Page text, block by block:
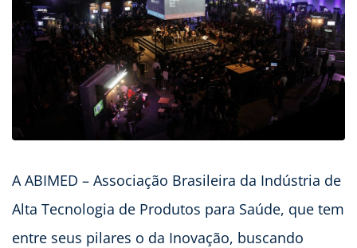
A ABIMED – Associação Brasileira da Indústria de
Alta Tecnologia de Produtos para Saúde, que tem
entre seus pilares o da Inovação, buscando